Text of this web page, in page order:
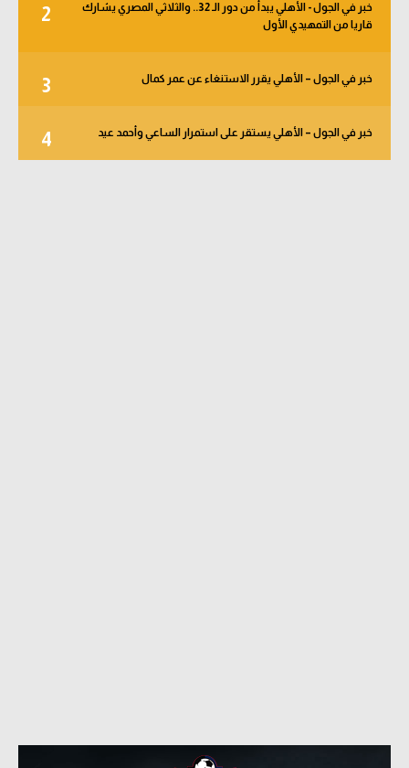
2
خبر في الجول - الأهلي يبدأ من دور الـ 32.. والثلاثي المصري يشارك
قاريا من التمهيدي الأول
3 خبر في الجول – الأهلي يقرر الاستنغاء عن عمر كمال
4 خبر في الجول – الأهلي يستقر على استمرار الساعي وأحمد عيد